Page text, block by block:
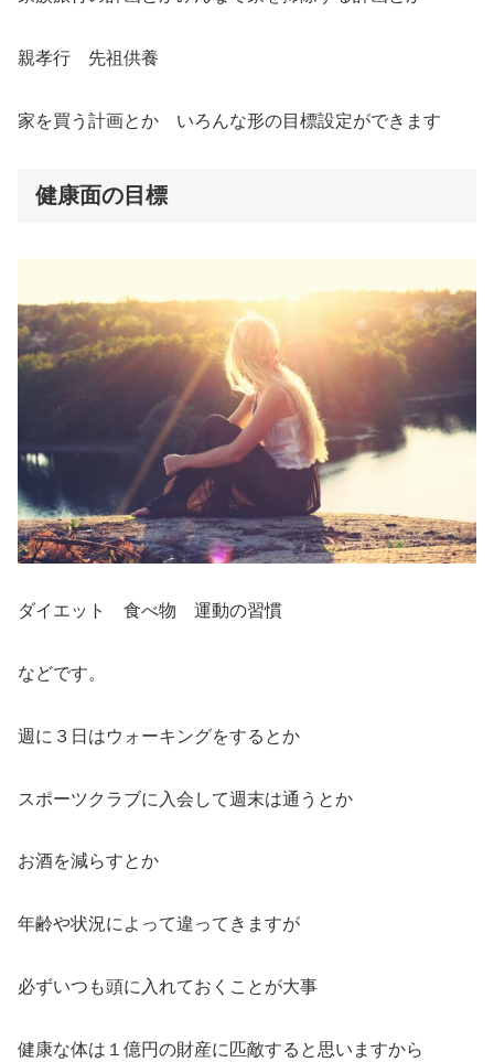
親孝行 先祖供養
家を買う計画とか いろんな形の目標設定ができます
健康面の目標
ダイエット 食べ物 運動の習慣
などです。
週に３日はウォーキングをするとか
スポーツクラブに入会して週末は通うとか
お酒を減らすとか
年齢や状況によって違ってきますが
必ずいつも頭に入れておくことが大事
健康な体は１億円の財産に匹敵すると思いますから